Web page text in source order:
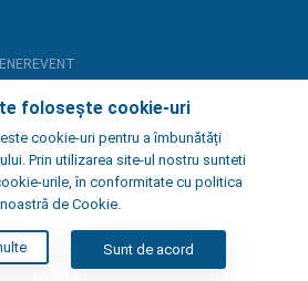
folosește cookie-uri
cookie-uri pentru a îmbunătăți
Prin utilizarea site-ul nostru sunteti
urile, în conformitate cu politica
noastră de Cookie.
Sunt de acord
Eveniment
Local